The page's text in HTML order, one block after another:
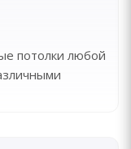
потолки любой